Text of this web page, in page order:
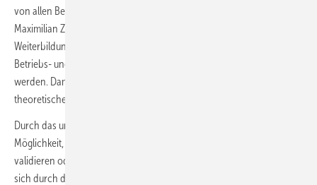
von allen Besuchenden der „Viega World“ konkret nachvollziehen, so
Maximilian Zbocna, Viega Engineering Consultant: „Unser interaktives
Weiterbildungszentrum ist so transparent gebaut, dass wesentliche
Betriebs- und Leistungsdaten an Monitoren in Echtzeit dargestellt
werden. Damit beweisen wir nicht nur, wie praxistauglich die
theoretischen Forschungsergebnisse sind.
Durch das umfangreiche wissenschaftliche Monitoring haben wir die
Möglichkeit, die Annahmen und Auslegungen aus der Planung zu
validieren oder anhand der realen tatsächlichen Betriebsdaten, die
sich durch die tatsächliche Nutzung und den tatsächlichen Bedarf